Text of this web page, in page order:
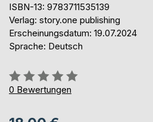
ISBN-13: 9783711535139
Verlag: story.one publishing
Erscheinungsdatum: 19.07.2024
Sprache: Deutsch
Bewertung::
0%
0 Bewertungen